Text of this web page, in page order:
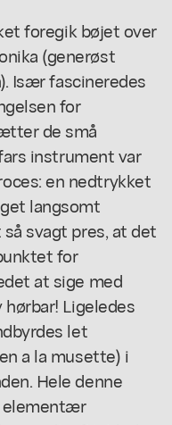
foregik bøjet over
(generøst
Især fascineredes
for
de små
instrument var
en nedtrykket
langsomt
svagt pres, at det
for
at sige med
Ligeledes
let
a la musette) i
Hele denne
elementær